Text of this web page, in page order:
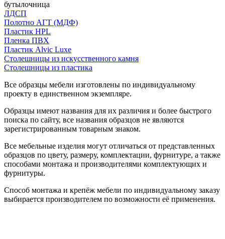
бутылочница
ЛДСП
Полотно АГТ (МДФ)
Пластик HPL
Пленка ПВХ
Пластик Alvic Luxe
Столешницы из искусственного камня
Столешницы из пластика
Все образцы мебели изготовлены по индивидуальному
проекту в единственном экземпляре.
Образцы имеют названия для их различия и более быстрого
поиска по сайту, все названия образцов не являются
зарегистрированным товарным знаком.
Все мебельные изделия могут отличаться от представленных
образцов по цвету, размеру, комплектации, фурнитуре, а также
способами монтажа и производителями комплектующих и
фурнитуры.
Способ монтажа и крепёж мебели по индивидуальному заказу
выбирается производителем по возможности её применения.